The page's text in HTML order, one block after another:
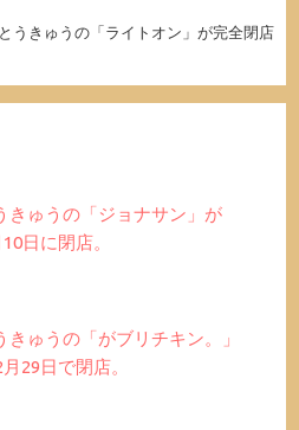
うきゅうの「ライトオン」が完全閉店
きゅうの「ジョナサン」が
日に閉店。
きゅうの「がブリチキン。」
29日で閉店。